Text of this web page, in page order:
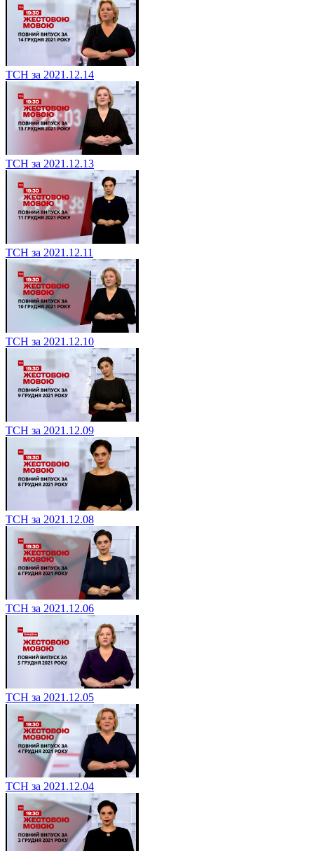
ТСН за 2021.12.14
ТСН за 2021.12.13
ТСН за 2021.12.11
ТСН за 2021.12.10
ТСН за 2021.12.09
ТСН за 2021.12.08
ТСН за 2021.12.06
ТСН за 2021.12.05
ТСН за 2021.12.04